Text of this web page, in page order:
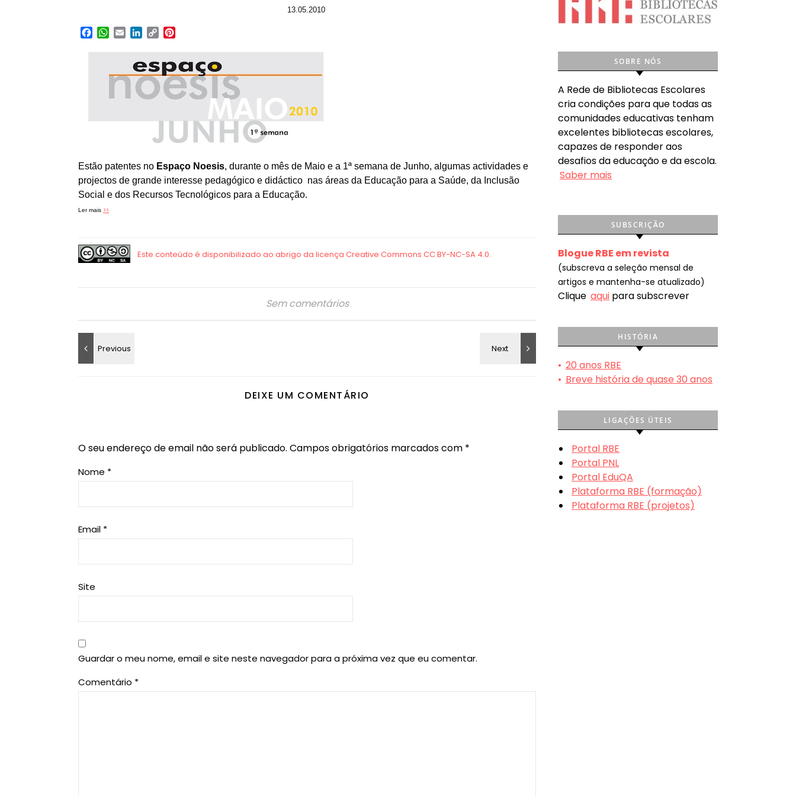
13.05.2010
Facebook
WhatsApp
EmailLinkedIn
Copy
Estão patentes no Espaço Noesis, durante o mês de Maio e a 1ª semana de Junho, algumas actividades e
projectos de grande interesse pedagógico e didáctico nas áreas da Educação para a Saúde, da Inclusão
Social e dos Recursos Tecnológicos para a Educação.
Ler mais >>
Sem comentários
DEIXE UM COMENTÁRIO
O seu endereço de email não será publicado. Campos obrigatórios marcados com *
Nome *
Email *
Site
Guardar o meu nome, email e site neste navegador para a próxima vez que eu comentar.
Comentário *
SOBRE NÓS
A Rede de Bibliotecas Escolares
cria condições para que todas as
comunidades educativas tenham
excelentes bibliotecas escolares,
capazes de responder aos
desafios da educação e da escola.
Saber mais
SUBSCRIÇÃO
Blogue RBE em revista
(subscreva a seleção mensal de
artigos e mantenha-se atualizado)
Clique aqui para subscrever
HISTÓRIA
• 20 anos RBE
• Breve história de quase 30 anos
LIGAÇÕES ÚTEIS
Portal RBE
Portal PNL
Portal EduQA
Plataforma RBE (formação)
Plataforma RBE (projetos)